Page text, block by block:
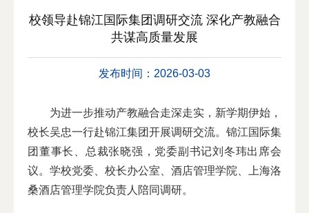
校领导赴锦江国际集团调研交流 深化产教融合
共谋高质量发展
发布时间：2026-03-03
为进一步推动产教融合走深走实，新学期伊始，
校长吴忠一行赴锦江集团开展调研交流。锦江国际集
团董事长、总裁张晓强，党委副书记刘冬玮出席会
议。学校党委、校长办公室、酒店管理学院、上海洛
桑酒店管理学院负责人陪同调研。